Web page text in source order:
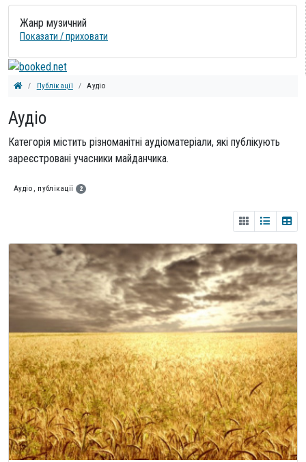
Жанр музичний
Показати / приховати
Публікації Аудіо
Аудіо
Категорія містить різноманітні аудіоматеріали, які публікують
зареєстровані учасники майданчика.
Аудіо, публікації 2